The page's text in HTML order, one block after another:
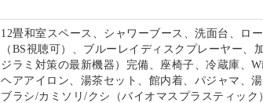
12畳和室スペース、シャワーブース、洗面台、ロ
（BS視聴可）、ブルーレイディスクプレーヤー、
ジラミ対策の最新機器）完備、座椅子、冷蔵庫、
ヘアアイロン、湯茶セット、館内着、パジャマ、
ブラシ/カミソリ/クシ（バイオマスプラスティッ